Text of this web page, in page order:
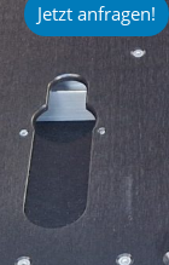
Jetzt anfragen!